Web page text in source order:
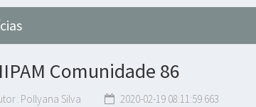
Comunidade 86
Pollyana Silva 2020-02-19 08:11:59.663